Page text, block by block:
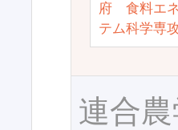
府 食料エ
テム科学専
連合